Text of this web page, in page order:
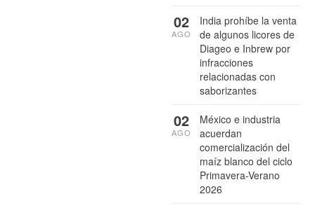
India prohíbe la venta
de algunos licores de
Diageo e Inbrew por
infracciones
relacionadas con
saborizantes
02
AGO
México e industria
acuerdan
comercialización del
maíz blanco del ciclo
Primavera-Verano
2026
02
AGO